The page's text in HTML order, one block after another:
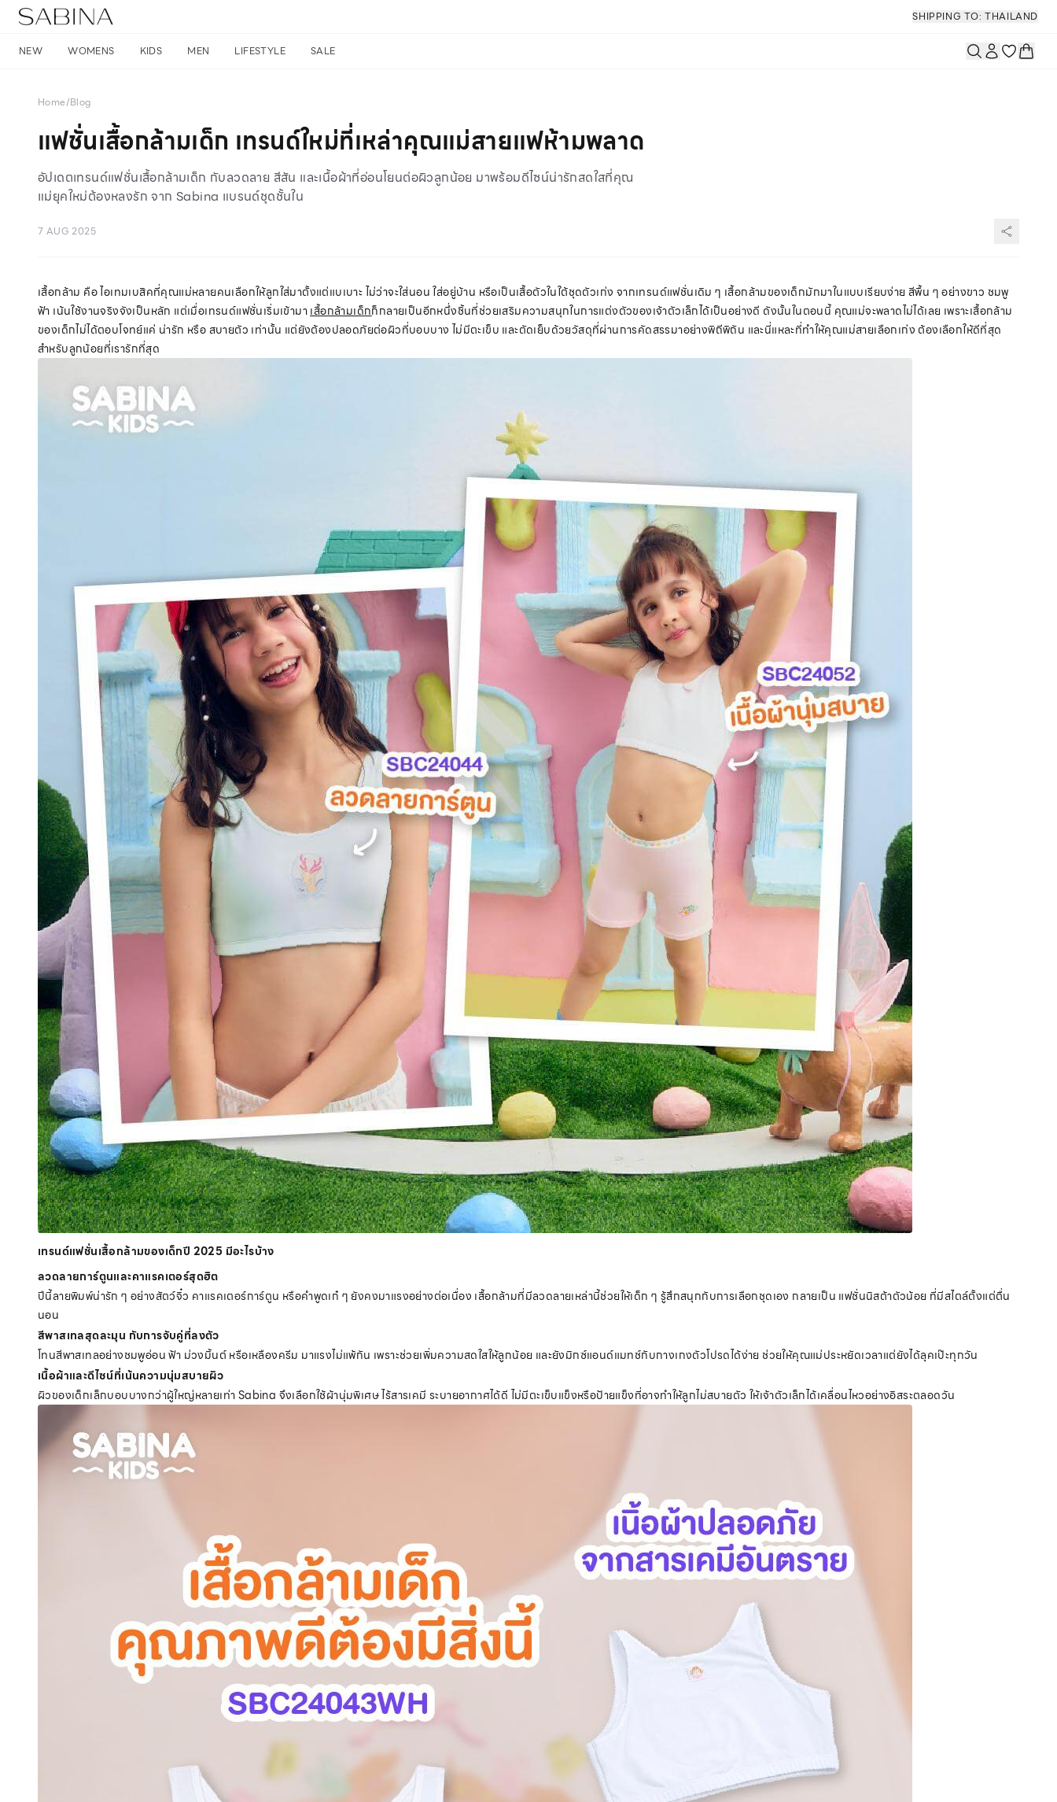
SHIPPING TO: THAILAND
NEW WOMENS KIDS MEN LIFESTYLE SALE
Home/Blog
แฟชั่นเสื้อกล้ามเด็ก เทรนด์ใหม่ที่เหล่าคุณแม่สายแฟห้ามพลาด
อัปเดตเทรนด์แฟชั่นเสื้อกล้ามเด็ก กับลวดลาย สีสัน และเนื้อผ้าที่อ่อนโยนต่อผิวลูกน้อย มาพร้อมดีไซน์น่ารักสดใสที่คุณ
แม่ยุคใหม่ต้องหลงรัก จาก Sabina แบรนด์ชุดชั้นใน
7 AUG 2025
เสื้อกล้าม คือ ไอเทมเบสิคที่คุณแม่หลายคนเลือกให้ลูกใส่มาตั้งแต่แบเบาะ ไม่ว่าจะใส่นอน ใส่อยู่บ้าน หรือเป็นเสื้อตัวในใต้ชุดตัวเก่ง จากเทรนด์แฟชั่นเดิม ๆ เสื้อกล้ามของเด็กมักมาในแบบเรียบง่าย สีพื้น ๆ อย่างขาว ชมพู
ฟ้า เน้นใช้งานจริงจังเป็นหลัก แต่เมื่อเทรนด์แฟชั่นเริ่มเข้ามาเสื้อกล้ามเด็กก็กลายเป็นอีกหนึ่งชิ้นที่ช่วยเสริมความสนุกในการแต่งตัวของเจ้าตัวเล็กได้เป็นอย่างดี ดังนั้นในตอนนี้ คุณแม่จะพลาดไม่ได้เลย เพราะเสื้อกล้าม
ของเด็กไม่ได้ตอบโจทย์แค่ น่ารัก หรือ สบายตัว เท่านั้น แต่ยังต้องปลอดภัยต่อผิวที่บอบบาง ไม่มีตะเข็บ และตัดเย็บด้วยวัสดุที่ผ่านการคัดสรรมาอย่างพิถีพิถัน และนี่แหละที่ทำให้คุณแม่สายเลือกเก่ง ต้องเลือกให้ดีที่สุด
สำหรับลูกน้อยที่เรารักที่สุด
เทรนด์แฟชั่นเสื้อกล้ามของเด็กปี 2025 มีอะไรบ้าง
ลวดลายการ์ตูนและคาแรคเตอร์สุดฮิต
ปีนี้ลายพิมพ์น่ารัก ๆ อย่างสัตว์จิ๋ว คาแรคเตอร์การ์ตูน หรือคำพูดเก๋ ๆ ยังคงมาแรงอย่างต่อเนื่อง เสื้อกล้ามที่มีลวดลายเหล่านี้ช่วยให้เด็ก ๆ รู้สึกสนุกกับการเลือกชุดเอง กลายเป็น แฟชั่นนิสต้าตัวน้อย ที่มีสไตล์ตั้งแต่ตื่น
นอน
สีพาสเทลสุดละมุน กับการจับคู่ที่ลงตัว
โทนสีพาสเทลอย่างชมพูอ่อน ฟ้า ม่วงมิ้นต์ หรือเหลืองครีม มาแรงไม่แพ้กัน เพราะช่วยเพิ่มความสดใสให้ลูกน้อย และยังมิกซ์แอนด์แมทช์กับกางเกงตัวโปรดได้ง่าย ช่วยให้คุณแม่ประหยัดเวลาแต่ยังได้ลุคเป๊ะทุกวัน
เนื้อผ้าและดีไซน์ที่เน้นความนุ่มสบายผิว
ผิวของเด็กเล็กบอบบางกว่าผู้ใหญ่หลายเท่า Sabina จึงเลือกใช้ผ้านุ่มพิเศษ ไร้สารเคมี ระบายอากาศได้ดี ไม่มีตะเข็บแข็งหรือป้ายแข็งที่อาจทำให้ลูกไม่สบายตัว ให้เจ้าตัวเล็กได้เคลื่อนไหวอย่างอิสระตลอดวัน